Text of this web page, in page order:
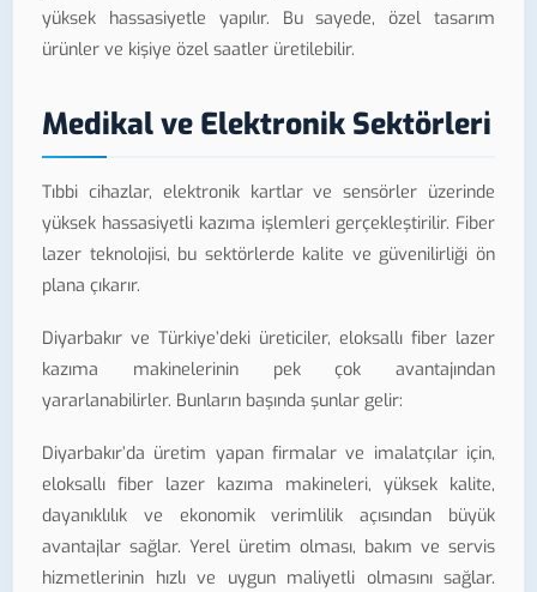
yüksek hassasiyetle yapılır. Bu sayede, özel tasarım
ürünler ve kişiye özel saatler üretilebilir.
Medikal ve Elektronik Sektörleri
Tıbbi cihazlar, elektronik kartlar ve sensörler üzerinde
yüksek hassasiyetli kazıma işlemleri gerçekleştirilir. Fiber
lazer teknolojisi, bu sektörlerde kalite ve güvenilirliği ön
plana çıkarır.
Diyarbakır ve Türkiye’deki üreticiler, eloksallı fiber lazer
kazıma makinelerinin pek çok avantajından
yararlanabilirler. Bunların başında şunlar gelir:
Diyarbakır’da üretim yapan firmalar ve imalatçılar için,
eloksallı fiber lazer kazıma makineleri, yüksek kalite,
dayanıklılık ve ekonomik verimlilik açısından büyük
avantajlar sağlar. Yerel üretim olması, bakım ve servis
hizmetlerinin hızlı ve uygun maliyetli olmasını sağlar.